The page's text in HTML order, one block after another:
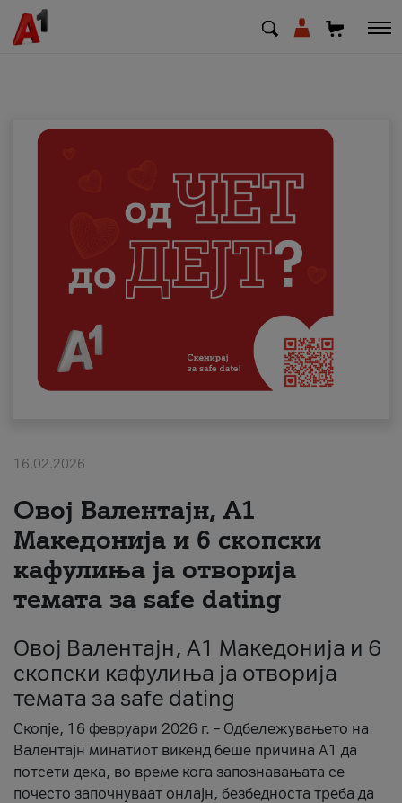
Деловни
Поддршка
Надополни кредит
Плати сметка
#ПодобарОнлајн
16.02.2026
Овој Валентајн, A1
Македонија и 6 скопски
кафулиња ја отворија
темата за safe dating
Овој Валентајн, A1 Македонија и 6
скопски кафулиња ја отворија
темата за safe dating
Скопје, 16 февруари 2026 г. – Одбележувањето на
Валентајн минатиот викенд беше причина А1 да
потсети дека, во време кога запознавањата се
почесто започнуваат онлајн, безбедноста треба да